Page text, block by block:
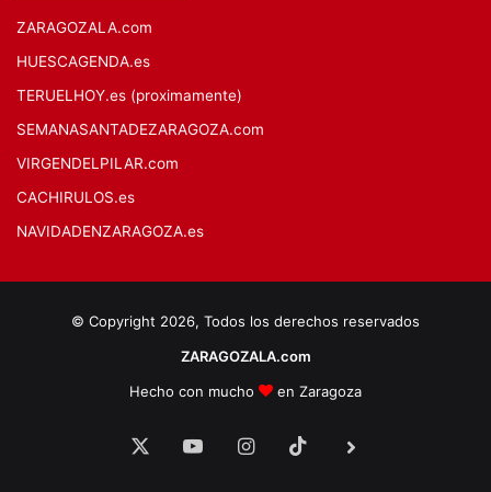
ZARAGOZALA.com
HUESCAGENDA.es
TERUELHOY.es (proximamente)
SEMANASANTADEZARAGOZA.com
VIRGENDELPILAR.com
CACHIRULOS.es
NAVIDADENZARAGOZA.es
© Copyright 2026, Todos los derechos reservados
ZARAGOZALA.com
Hecho con mucho
en Zaragoza
YouTubeInstagram
TikTok